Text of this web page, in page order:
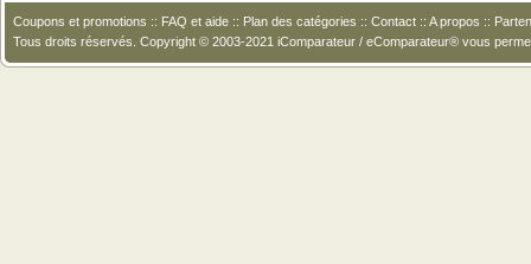
Coupons et promotions :: FAQ et aide :: Plan des catégories :: Contact :: A propos ::
Tous droits réservés. Copyright © 2003-2021 iComparateur / eComparateur® vous